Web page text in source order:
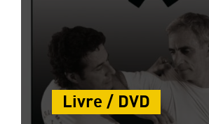
Livre / DVD